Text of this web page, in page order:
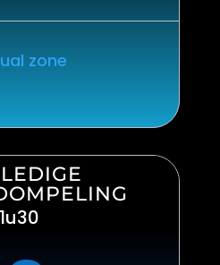
zone
1u30